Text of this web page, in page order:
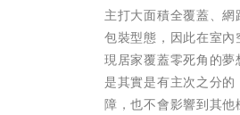
主打大面積全覆蓋、
包裝型態，因此在室
現居家覆蓋零死角的
是其實是有主次之分
障，也不會影響到其